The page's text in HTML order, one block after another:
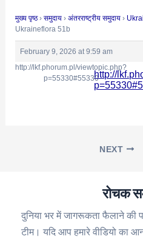
मुख्य पृष्ठ › समुदाय › अंतरराष्ट्रीय समुदाय ›
Ukraineflora 51b
February 9, 2026 at 9:59 am
http://lkf.phorum.pl/viewtopic.php?
p=55330#55330http://
NEXT
रोचक
दुनिया भर में जागरूकता फैलाने की
टीम। यदि आप हमारे वीडियो का